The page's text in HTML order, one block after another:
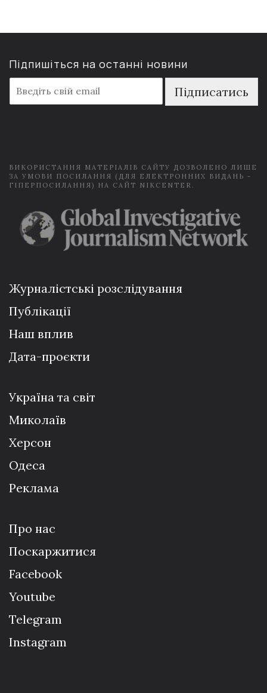
Підпишіться на останні новини
m
a
Підписатись
ВИКОРИСТАННЯ МАТЕРІАЛІВ САЙТУ ДОЗВОЛЕНО ЛИШЕ
ЗА УМОВИ ПОСИЛАННЯ (ДЛЯ ЕЛЕКТРОННИХ ВИДАНЬ -
ГІПЕРПОСИЛАННЯ) НА САЙТ NIKCENTER.
Журналістські розслідування
Публікації
Наш вплив
Дата-проєкти
Україна та світ
Миколаїв
Херсон
Одеса
Реклама
Про нас
Поскаржитися
Facebook
Youtube
Telegram
Instagram